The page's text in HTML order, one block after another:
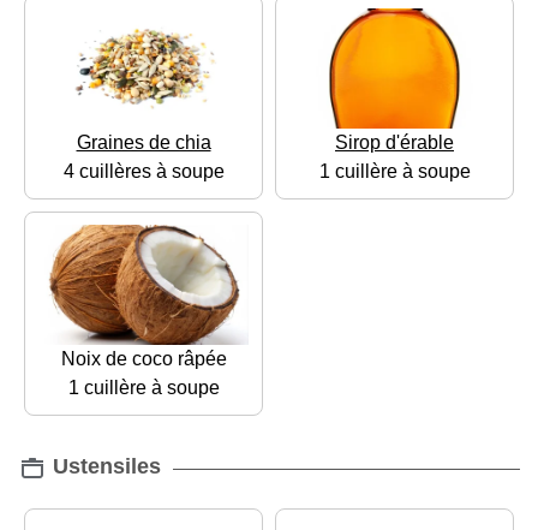
Graines de chia
4 cuillères à soupe
Sirop d'érable
1 cuillère à soupe
Noix de coco râpée
1 cuillère à soupe
Ustensiles